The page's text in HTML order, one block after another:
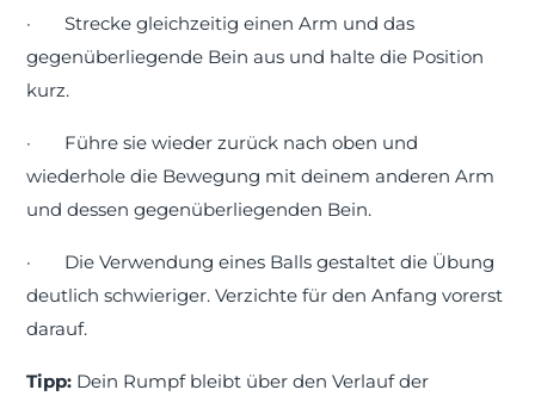
·Strecke gleichzeitig einen Arm und das
gegenüberliegende Bein aus und halte die Position
kurz.
· Führe sie wieder zurück nach oben und
wiederhole die Bewegung mit deinem anderen Arm
und dessen gegenüberliegenden Bein.
· Die Verwendung eines Balls gestaltet die Übung
deutlich schwieriger. Verzichte für den Anfang vorerst
darauf.
Tipp: Dein Rumpf bleibt über den Verlauf der